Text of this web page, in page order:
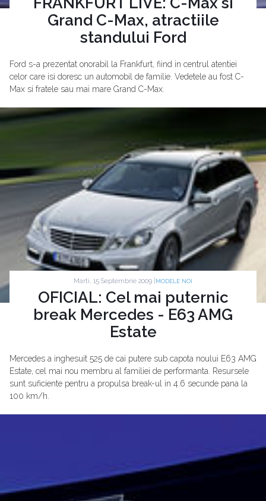
Grand C-Max, atractiile
standului Ford
Ford s-a prezentat onorabil la Frankfurt, fiind in centrul atentiei
celor care isi doresc un automobil de familie. Vedetele au fost C-
Max si fratele sau mai mare Grand C-Max.
Marti, 15 Septembrie 2009 | MODELE NOI
OFICIAL: Cel mai puternic
break Mercedes - E63 AMG
Estate
Mercedes a inghesuit 525 de cai putere sub capota noului E63 AMG
Estate, cel mai nou membru al familiei de performanta. Resursele
sunt suficiente pentru a propulsa break-ul in 4.6 secunde pana la
100 km/h.